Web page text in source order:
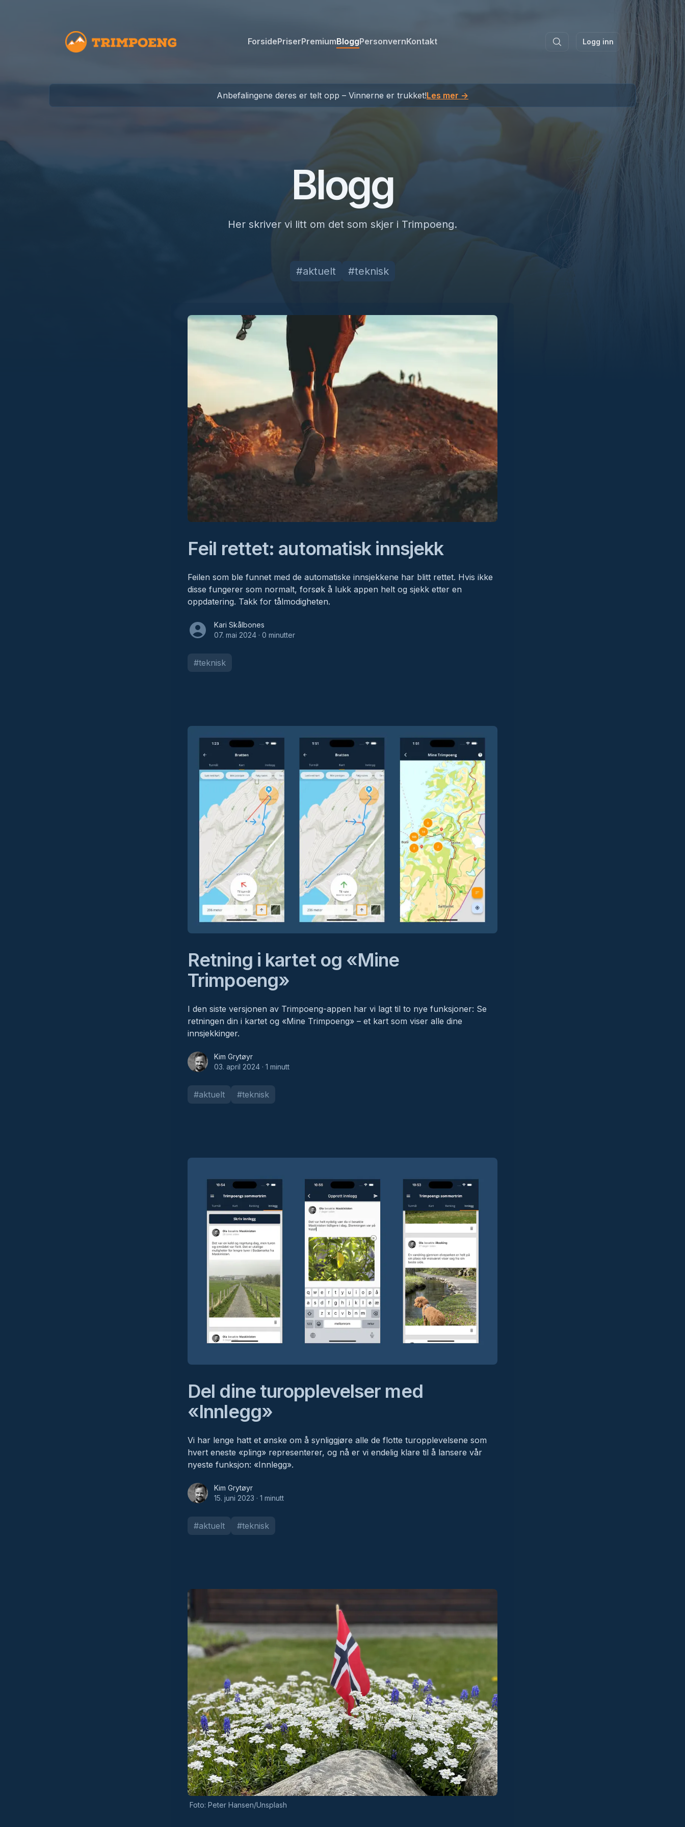
Trimpoeng ForsidePriserPremiumBloggPersonvernKontakt Logg inn
Anbefalingene deres er telt opp – Vinnerne er trukket!Les mer →
Blogg
Her skriver vi litt om det som skjer i Trimpoeng.
#aktuelt #teknisk
Feil rettet: automatisk innsjekk
Feilen som ble funnet med de automatiske innsjekkene har blitt rettet. Hvis ikke
disse fungerer som normalt, forsøk å lukk appen helt og sjekk etter en
oppdatering. Takk for tålmodigheten.
Kari Skålbones
Kari Skålbones
07. mai 2024 · 0 minutter
#teknisk
Retning i kartet og «Mine
Trimpoeng»
I den siste versjonen av Trimpoeng-appen har vi lagt til to nye funksjoner: Se
retningen din i kartet og «Mine Trimpoeng» – et kart som viser alle dine
innsjekkinger.
Kim GrytøyrKim Grytøyr
03. april 2024 · 1 minutt
#aktuelt #teknisk
Del dine turopplevelser med
«Innlegg»
Vi har lenge hatt et ønske om å synliggjøre alle de flotte turopplevelsene som
hvert eneste «pling» representerer, og nå er vi endelig klare til å lansere vår
nyeste funksjon: «Innlegg».
Kim GrytøyrKim Grytøyr
15. juni 2023 · 1 minutt
#aktuelt #teknisk
Foto: Peter Hansen/Unsplash